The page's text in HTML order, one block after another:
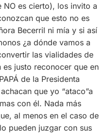
es cierto), los invito a
que esto no es
Becerril ni mía y si así
¿a dónde vamos a
las vialidades de
es justo reconocer que en
de la Presidenta
que yo “ataco”a
con él. Nada más
al menos en el caso de
pueden juzgar con sus